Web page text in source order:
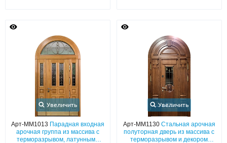
Увеличить
Арт-ММ1013 Парадная входная
арочная группа из массива с
терморазрывом, латунными
Увеличить
Арт-ММ1130 Стальная арочная
полуторная дверь из массива с
терморазрывом и декором